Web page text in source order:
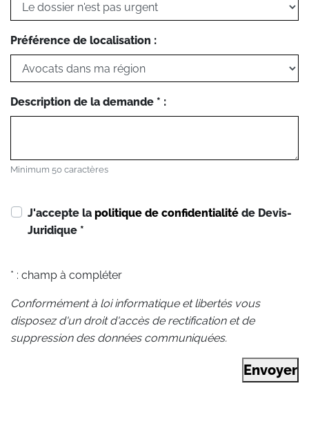
Préférence de localisation :
Description de la demande * :
Minimum 50 caractères
J'accepte la politique de confidentialité de Devis-
Juridique *
* : champ à compléter
Conformément à loi informatique et libertés vous
disposez d'un droit d'accès de rectification et de
suppression des données communiquées.
Envoyer